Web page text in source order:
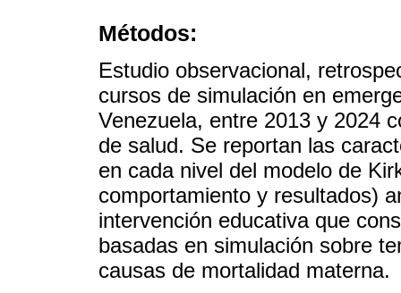
Métodos:
Estudio observacional,
cursos de simulación en
Venezuela, entre 2013 y 2024
de salud. Se reportan las
en cada nivel del modelo de
comportamiento y resultados)
intervención educativa que
basadas en simulación sobre
causas de mortalidad materna.